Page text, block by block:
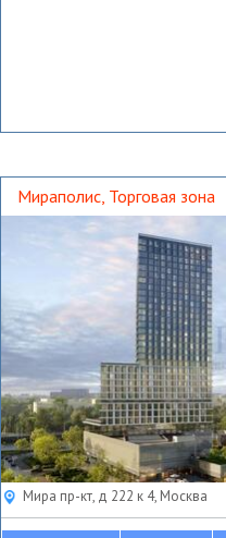
Мираполис, Торговая зона
Мира пр-кт, д 222 к 4, Москва